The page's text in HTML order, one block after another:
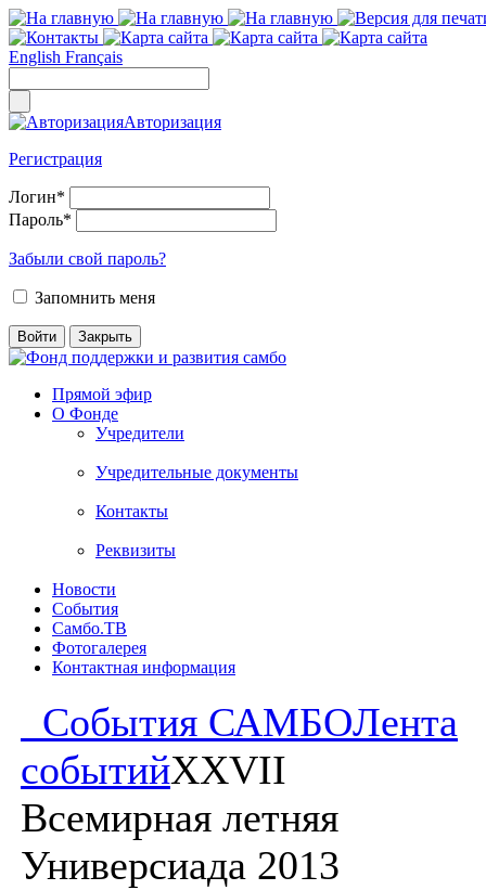
English Français
Авторизация
Регистрация
Логин*
Пароль*
Забыли свой пароль?
Запомнить меня
Прямой эфир
О Фонде
Учредители
Учредительные документы
Контакты
Реквизиты
Новости
События
Самбо.ТВ
Фотогалерея
Контактная информация
События САМБОЛента
событийXXVII
Всемирная летняя
Универсиада 2013